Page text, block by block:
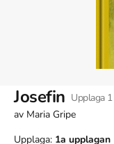
Josefin Upplaga 1
av Maria Gripe
Upplaga: 1a upplagan